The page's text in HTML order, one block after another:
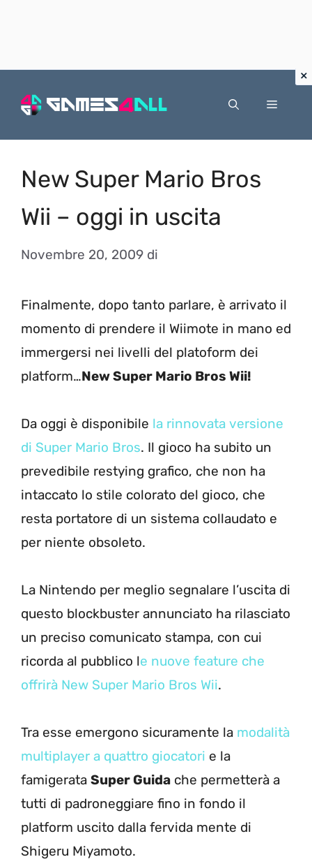
Menu
New Super Mario Bros
Wii – oggi in uscita
Novembre 20, 2009 di
Finalmente, dopo tanto parlare, è arrivato il
momento di prendere il Wiimote in mano ed
immergersi nei livelli del platoform dei
platform…New Super Mario Bros Wii!
Da oggi è disponibile la rinnovata versione
di Super Mario Bros. Il gioco ha subito un
prevedibile restying grafico, che non ha
intaccato lo stile colorato del gioco, che
resta portatore di un sistema collaudato e
per niente obsoleto.
La Nintendo per meglio segnalare l’uscita di
questo blockbuster annunciato ha rilasciato
un preciso comunicato stampa, con cui
ricorda al pubblico le nuove feature che
offrirà New Super Mario Bros Wii.
Tra esse emergono sicuramente la modalità
multiplayer a quattro giocatori e la
famigerata Super Guida che permetterà a
tutti di padroneggiare fino in fondo il
platform uscito dalla fervida mente di
Shigeru Miyamoto.